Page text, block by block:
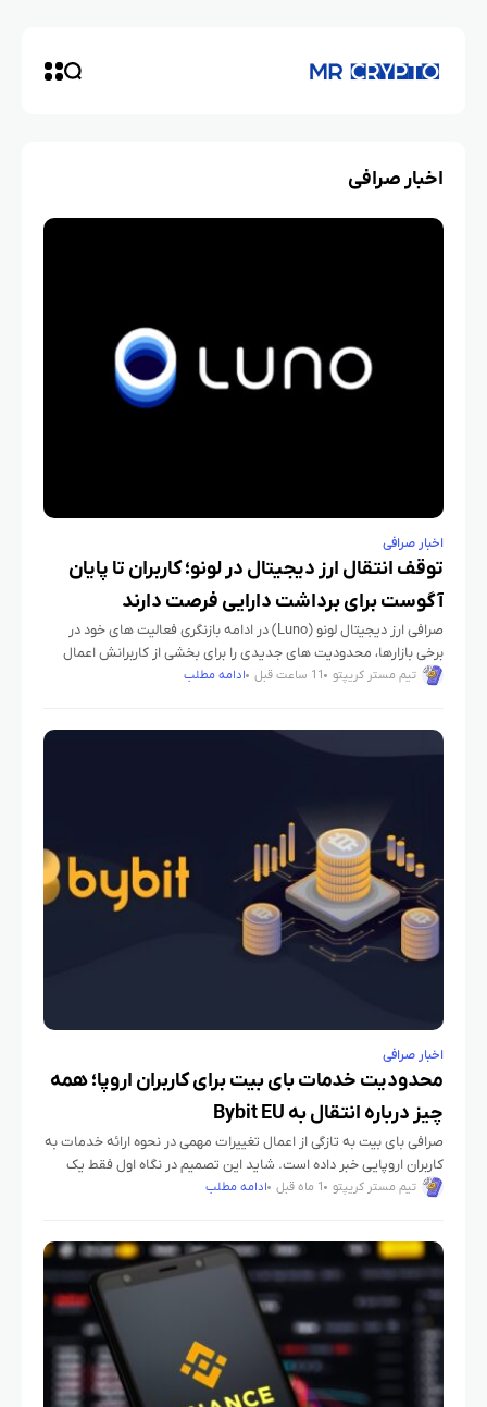
اخبار صرافی
اخبار صرافی
توقف انتقال ارز دیجیتال در لونو؛ کاربران تا پایان
آگوست برای برداشت دارایی فرصت دارند
صرافی ارز دیجیتال لونو (Luno) در ادامه بازنگری فعالیت های خود در
برخی بازارها، محدودیت های جدیدی را برای بخشی از کاربرانش اعمال
کرده است. بر اساس اطلاعیه رسمی این
تیم مستر کریپتو 11 ساعت قبل ادامه مطلب
اخبار صرافی
محدودیت خدمات بای بیت برای کاربران اروپا؛ همه
چیز درباره انتقال به Bybit EU
صرافی بای بیت به تازگی از اعمال تغییرات مهمی در نحوه ارائه خدمات به
کاربران اروپایی خبر داده است. شاید این تصمیم در نگاه اول فقط یک
تغییر فنی به
تیم مستر کریپتو 1 ماه قبل ادامه مطلب